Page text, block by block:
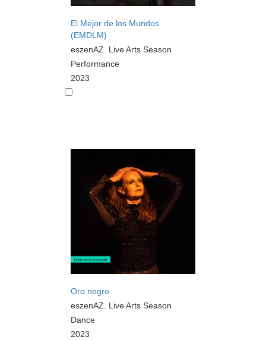
El Mejor de los Mundos
(EMDLM)
eszenAZ. Live Arts Season
Performance
2023
Oro negro
eszenAZ. Live Arts Season
Dance
2023